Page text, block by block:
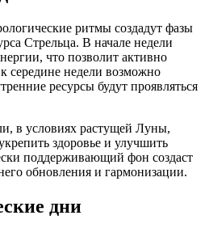
ритмы создадут фазы
Стрельца. В начале недели
что позволит активно
середине недели возможно
ресурсы будут проявляться
в условиях растущей Луны,
здоровье и улучшить
поддерживающий фон создаст
обновления и гармонизации.
дни